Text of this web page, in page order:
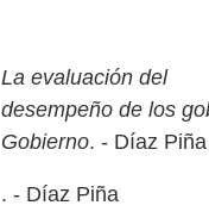
La evaluación del
desempeño de los
Gobierno
. - Díaz Piña